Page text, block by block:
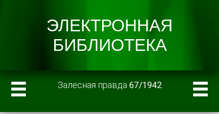
Залесная правда 67/1942